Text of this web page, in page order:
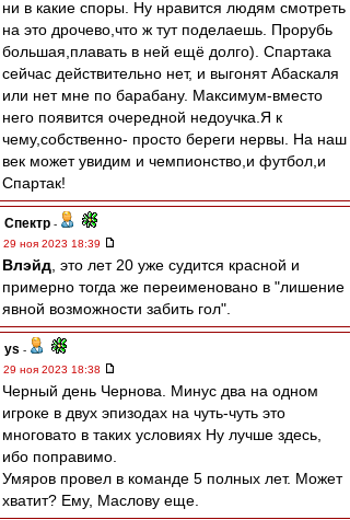
ни в какие споры. Ну нравится людям смотреть
на это дрочево,что ж тут поделаешь. Прорубь
большая,плавать в ней ещё долго). Спартака
сейчас действительно нет, и выгонят Абаскаля
или нет мне по барабану. Максимум-вместо
него появится очередной недоучка.Я к
чему,собственно- просто береги нервы. На наш
век может увидим и чемпионство,и футбол,и
Спартак!
Спектр -
29 ноя 2023 18:39
Влэйд , это лет 20 уже судится красной и
примерно тогда же переименовано в "лишение
явной возможности забить гол".
ys -
29 ноя 2023 18:38
Черный день Чернова. Минус два на одном
игроке в двух эпизодах на чуть-чуть это
многовато в таких условиях Ну лучше здесь,
ибо поправимо.
Умяров провел в команде 5 полных лет. Может
хватит? Ему, Маслову еще.